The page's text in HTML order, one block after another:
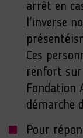
arrêt en
l'inverse
Ces
renfort sur
Fondation
démarche
Pour